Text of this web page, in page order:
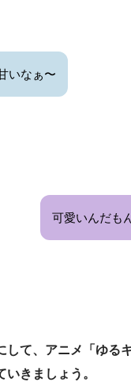
いなぁ〜
可愛いんだも
して、アニメ「ゆる
いきましょう。